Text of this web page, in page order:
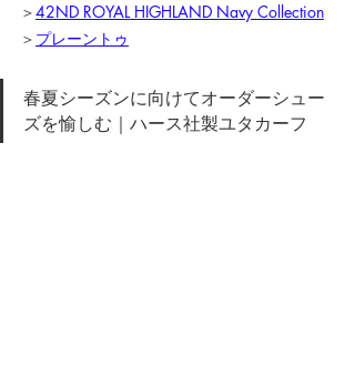
＞42ND ROYAL HIGHLAND Navy Collection
＞ プレーントゥ
春夏シーズンに向けてオーダーシュー
ズを愉しむ｜ハース社製ユタカーフ